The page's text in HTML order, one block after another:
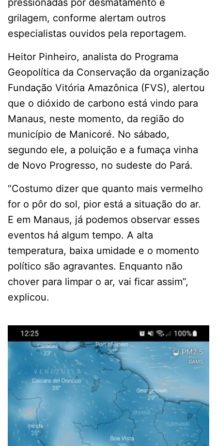
pressionadas por desmatamento e
grilagem, conforme alertam outros
especialistas ouvidos pela reportagem.
Heitor Pinheiro, analista do Programa
Geopolítica da Conservação da organização
Fundação Vitória Amazônica (FVS), alertou
que o dióxido de carbono está vindo para
Manaus, neste momento, da região do
município de Manicoré. No sábado,
segundo ele, a poluição e a fumaça vinha
de Novo Progresso, no sudeste do Pará.
“Costumo dizer que quanto mais vermelho
for o pôr do sol, pior está a situação do ar.
E em Manaus, já podemos observar esses
eventos há algum tempo. A alta
temperatura, baixa umidade e o momento
político são agravantes. Enquanto não
chover para limpar o ar, vai ficar assim”,
explicou.